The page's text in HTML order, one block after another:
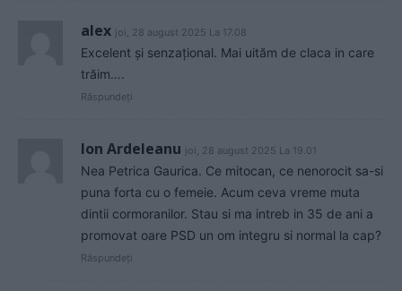
alex joi, 28 august 2025 La 17.08
Excelent și senzațional. Mai uităm de claca in care
trăim….
Răspundeți
Ion Ardeleanu joi, 28 august 2025 La 19.01
Nea Petrica Gaurica. Ce mitocan, ce nenorocit sa-si
puna forta cu o femeie. Acum ceva vreme muta
dintii cormoranilor. Stau si ma intreb in 35 de ani a
promovat oare PSD un om integru si normal la cap?
Răspundeți